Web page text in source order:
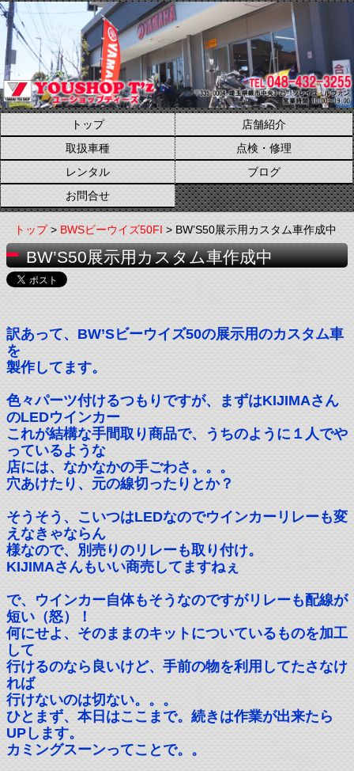
トップ
店舗紹介
取扱車種
点検・修理
レンタル
ブログ
お問合せ
トップ>BWSビーウイズ50FI> BW’S50展示用カスタム車作成中
BW’S50展示用カスタム車作成中
訳あって、BW’Sビーウイズ50の展示用のカスタム車
を
製作してます。
色々パーツ付けるつもりですが、まずはKIJIMAさん
のLEDウインカー
これが結構な手間取り商品で、うちのように１人でや
っているような
店には、なかなかの手ごわさ。。。
穴あけたり、元の線切ったりとか？
そうそう、こいつはLEDなのでウインカーリレーも変
えなきゃならん
様なので、別売りのリレーも取り付け。
KIJIMAさんもいい商売してますねぇ
で、ウインカー自体もそうなのですがリレーも配線が
短い（怒）！
何にせよ、そのままのキットについているものを加工
して
行けるのなら良いけど、手前の物を利用してたさなけ
れば
行けないのは切ない。。。
ひとまず、本日はここまで。続きは作業が出来たら
UPします。
カミングスーンってことで。。